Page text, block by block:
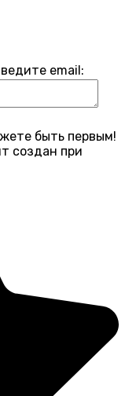
email:
быть первым!
создан при